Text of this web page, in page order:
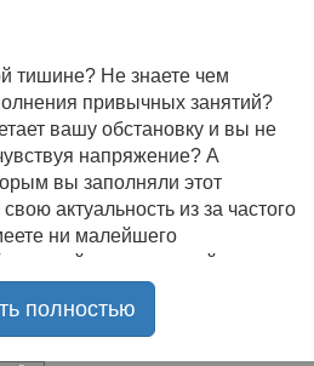
тишине? Не знаете чем
привычных занятий?
вашу обстановку и вы не
напряжение? А
вы заполняли этот
актуальность из за частого
ни малейшего
новый качественный контент
случае вы обратились по
полностью